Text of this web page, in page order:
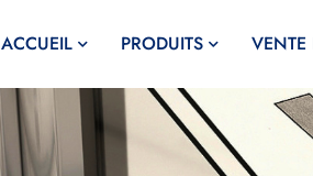
ACCUEIL PRODUITS